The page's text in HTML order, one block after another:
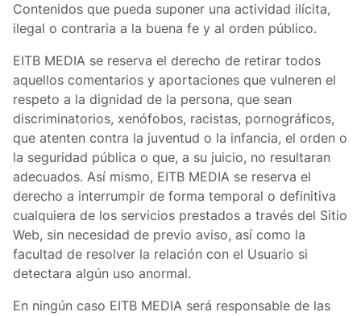
Contenidos que pueda suponer una actividad ilícita,
ilegal o contraria a la buena fe y al orden público.
EITB MEDIA se reserva el derecho de retirar todos
aquellos comentarios y aportaciones que vulneren el
respeto a la dignidad de la persona, que sean
discriminatorios, xenófobos, racistas, pornográficos,
que atenten contra la juventud o la infancia, el orden o
la seguridad pública o que, a su juicio, no resultaran
adecuados. Así mismo, EITB MEDIA se reserva el
derecho a interrumpir de forma temporal o definitiva
cualquiera de los servicios prestados a través del Sitio
Web, sin necesidad de previo aviso, así como la
facultad de resolver la relación con el Usuario si
detectara algún uso anormal.
En ningún caso EITB MEDIA será responsable de las